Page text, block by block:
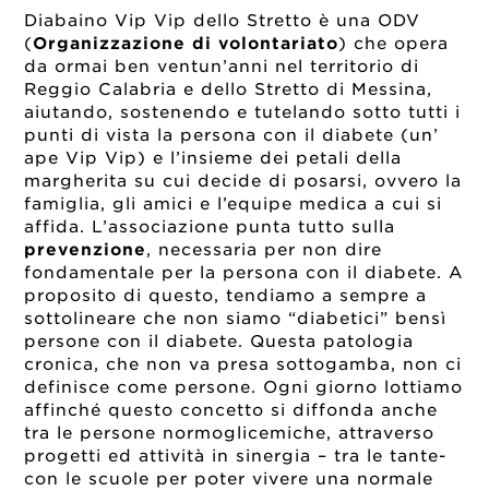
Diabaino Vip Vip dello Stretto è una ODV
(Organizzazione di volontariato) che opera
da ormai ben ventun’anni nel territorio di
Reggio Calabria e dello Stretto di Messina,
aiutando, sostenendo e tutelando sotto tutti i
punti di vista la persona con il diabete (un’
ape Vip Vip) e l’insieme dei petali della
margherita su cui decide di posarsi, ovvero la
famiglia, gli amici e l’equipe medica a cui si
affida. L’associazione punta tutto sulla
prevenzione, necessaria per non dire
fondamentale per la persona con il diabete. A
proposito di questo, tendiamo a sempre a
sottolineare che non siamo “diabetici” bensì
persone con il diabete. Questa patologia
cronica, che non va presa sottogamba, non ci
definisce come persone. Ogni giorno lottiamo
affinché questo concetto si diffonda anche
tra le persone normoglicemiche, attraverso
progetti ed attività in sinergia – tra le tante-
con le scuole per poter vivere una normale